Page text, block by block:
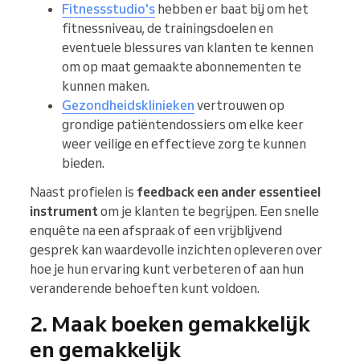
Fitnessstudio's hebben er baat bij om het
fitnessniveau, de trainingsdoelen en
eventuele blessures van klanten te kennen
om op maat gemaakte abonnementen te
kunnen maken.
Gezondheidsklinieken vertrouwen op
grondige patiëntendossiers om elke keer
weer veilige en effectieve zorg te kunnen
bieden.
Naast profielen is feedback een ander essentieel
instrumentom je klanten te begrijpen. Een snelle
enquête na een afspraak of een vrijblijvend
gesprek kan waardevolle inzichten opleveren over
hoe je hun ervaring kunt verbeteren of aan hun
veranderende behoeften kunt voldoen.
2. Maak boeken gemakkelijk
en gemakkelijk